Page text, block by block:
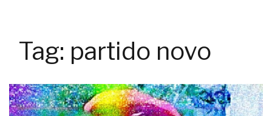
Tag: partido novo